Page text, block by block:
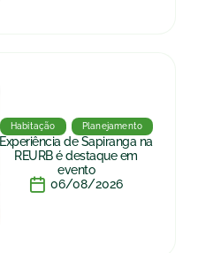
Habitação Planejamento
Experiência de Sapiranga na
REURB é destaque em
evento
06/08/2026